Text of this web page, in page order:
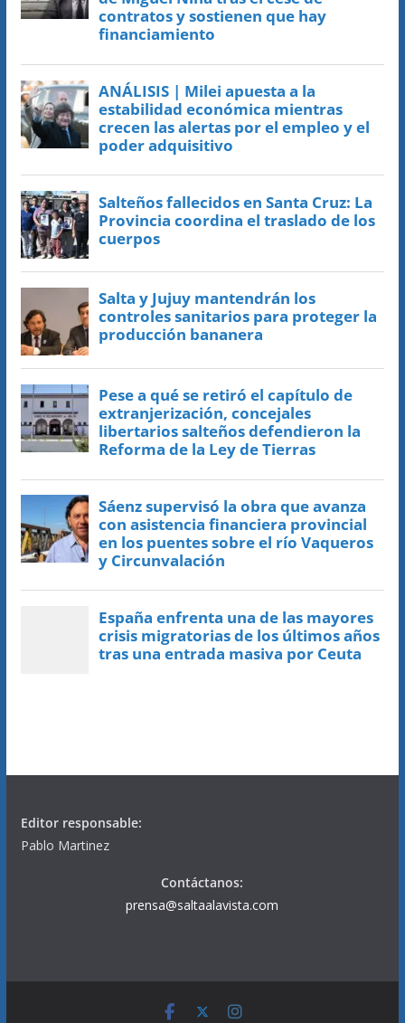
Editor responsable:
Pablo Martinez
Contáctanos:
prensa@saltaalavista.com